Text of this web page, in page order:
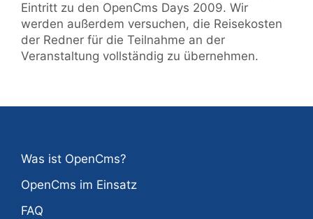
Eintritt zu den OpenCms Days 2009. Wir
werden außerdem versuchen, die Reisekosten
der Redner für die Teilnahme an der
Veranstaltung vollständig zu übernehmen.
Was ist OpenCms?
OpenCms im Einsatz
FAQ